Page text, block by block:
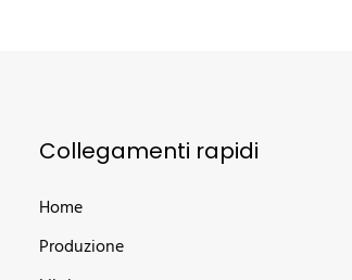
Collegamenti rapidi
Home
Produzione